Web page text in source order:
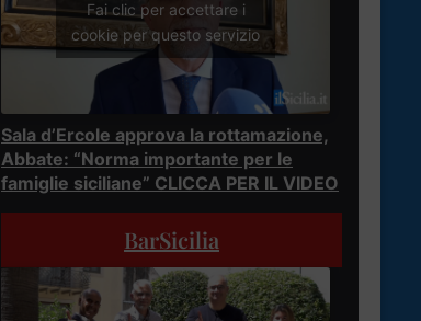
Fai clic per accettare i
cookie per questo servizio
Sala d’Ercole approva la rottamazione,
Abbate: “Norma importante per le
famiglie siciliane” CLICCA PER IL VIDEO
BarSicilia